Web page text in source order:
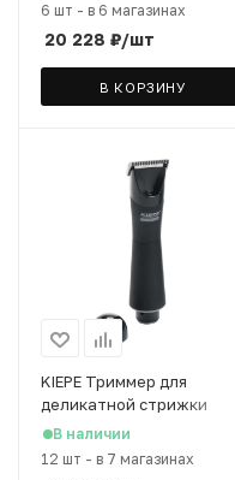
6 шт - в 6 магазинах
20 228 ₽/шт
В КОРЗИНУ
KIEPE Триммер для
деликатной стрижки
В наличии
12 шт - в 7 магазинах